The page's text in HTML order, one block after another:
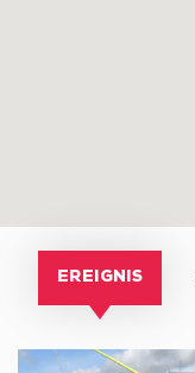
EREIGNIS
Visite